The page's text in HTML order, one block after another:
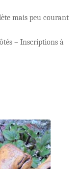
mais peu courant
– Inscriptions à